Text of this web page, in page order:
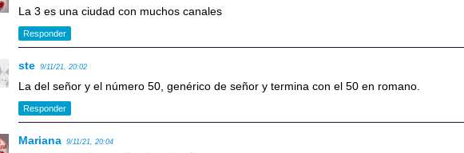
La 3 es una ciudad con muchos canales
Responder
ste 9/11/21, 20:02
La del señor y el número 50, genérico de señor y termina con el 50 en romano.
Responder
Mariana 9/11/21, 20:04